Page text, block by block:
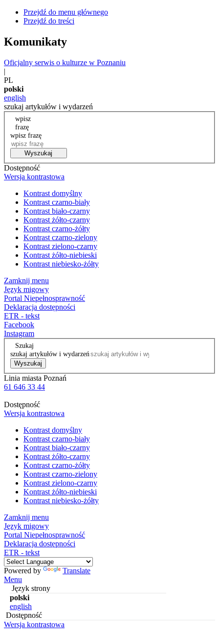
Przejdź do menu głównego
Przejdź do treści
Komunikaty
Oficjalny serwis o kulturze w Poznaniu
|
PL
polski
english
szukaj artykułów i wydarzeń
wpisz
frazę
wpisz frazę
Wyszukaj
Dostępność
Wersja kontrastowa
Kontrast domyślny
Kontrast czarno-biały
Kontrast biało-czarny
Kontrast żółto-czarny
Kontrast czarno-żółty
Kontrast czarno-zielony
Kontrast zielono-czarny
Kontrast żółto-niebieski
Kontrast niebiesko-żółty
Zamknij menu
Język migowy
Portal Niepełnosprawność
Deklaracja dostępności
ETR - tekst
Facebook
Instagram
Szukaj
szukaj artykułów i wydarzeń
Wyszukaj
Linia miasta Poznań
61 646 33 44
Dostępność
Wersja kontrastowa
Kontrast domyślny
Kontrast czarno-biały
Kontrast biało-czarny
Kontrast żółto-czarny
Kontrast czarno-żółty
Kontrast czarno-zielony
Kontrast zielono-czarny
Kontrast żółto-niebieski
Kontrast niebiesko-żółty
Zamknij menu
Język migowy
Portal Niepełnosprawność
Deklaracja dostępności
ETR - tekst
Powered by
Translate
Menu
Język strony
polski
english
Dostępność
Wersja kontrastowa